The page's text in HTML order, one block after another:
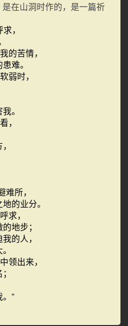
是在山洞时作的，是一篇祈
，
的苦情，
难。
弱时，
。
，
所，
的业分。
求，
地步；
的人，
领出来，
”